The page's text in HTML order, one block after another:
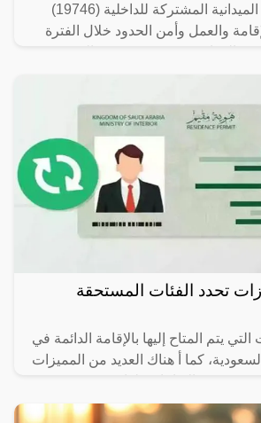
ضبطت الحملات الميدانية المشتركة للداخلية (19746)
والعمل وأمن الحدود خلال الفترة
تحدد الفئات المستحقة
يتم المتاح إليها بالإقامة الدائمة في
كما أ هناك العديد من المميزات